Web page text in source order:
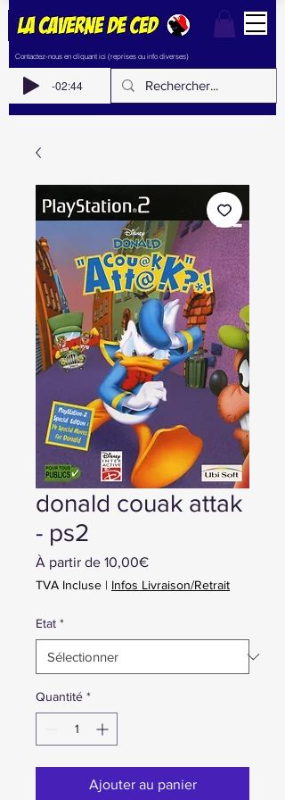
Contactez-nous en cliquant ici (reprises ou info diverses)
-02:44
donald couak attak
- ps2
À partir de 10,00€Prix
TVA Incluse | Infos Livraison/Retrait
Etat *
Quantité *
Ajouter au panier